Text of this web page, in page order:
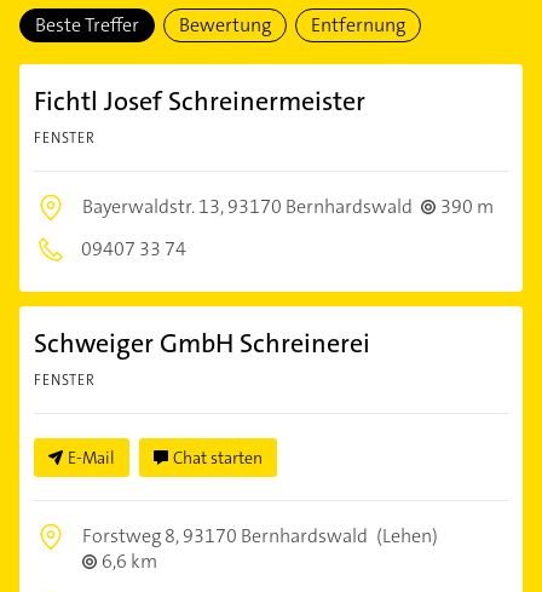
Beste Treffer Bewertung Entfernung
Fichtl Josef Schreinermeister
FENSTER
Bayerwaldstr. 13,93170 Bernhardswald
390 m
09407 33 74
Schweiger GmbH Schreinerei
FENSTER
E-Mail Chat starten
Forstweg 8,93170 Bernhardswald (Lehen)
6,6 km